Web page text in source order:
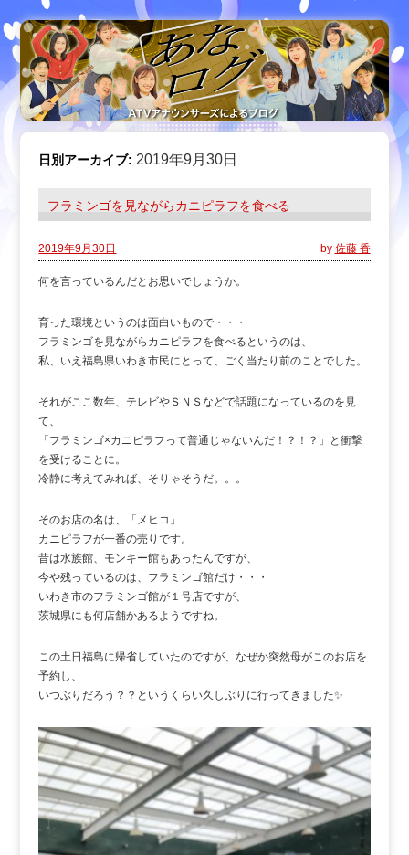
日別アーカイブ:2019年9月30日
フラミンゴを見ながらカニピラフを食べる
2019年9月30日 by 佐藤 香
何を言っているんだとお思いでしょうか。
育った環境というのは面白いもので・・・
フラミンゴを見ながらカニピラフを食べるというのは、
私、いえ福島県いわき市民にとって、ごく当たり前のことでした。
それがここ数年、テレビやＳＮＳなどで話題になっているのを見
て、
「フラミンゴ×カニピラフって普通じゃないんだ！？！？」と衝撃
を受けることに。
冷静に考えてみれば、そりゃそうだ。。。
そのお店の名は、「メヒコ」
カニピラフが一番の売りです。
昔は水族館、モンキー館もあったんですが、
今や残っているのは、フラミンゴ館だけ・・・
いわき市のフラミンゴ館が１号店ですが、
茨城県にも何店舗かあるようですね。
この土日福島に帰省していたのですが、なぜか突然母がこのお店を
予約し、
いつぶりだろう？？というくらい久しぶりに行ってきました✨